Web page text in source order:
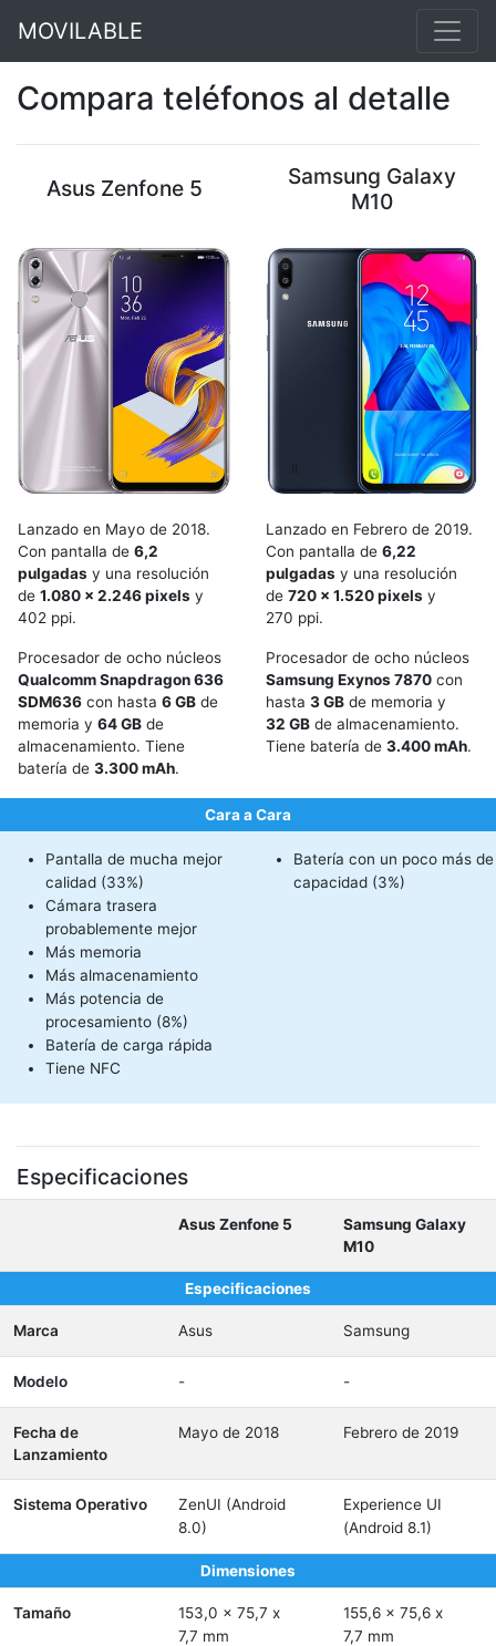
MOVILABLE
Compara teléfonos al detalle
Asus Zenfone 5
Samsung Galaxy
M10
Lanzado en Mayo de 2018.
Con pantalla de 6,2
pulgadas y una resolución
de 1.080 x 2.246 pixels y
402 ppi.
Procesador de ocho núcleos
Qualcomm Snapdragon 636
SDM636 con hasta 6 GB de
memoria y 64 GB de
almacenamiento. Tiene
batería de 3.300 mAh.
Lanzado en Febrero de 2019.
Con pantalla de 6,22
pulgadas y una resolución
de 720 x 1.520 pixels y
270 ppi.
Procesador de ocho núcleos
Samsung Exynos 7870 con
hasta 3 GB de memoria y
32 GB de almacenamiento.
Tiene batería de 3.400 mAh.
Cara a Cara
Pantalla de mucha mejor
calidad (33%)
Cámara trasera
probablemente mejor
Más memoria
Más almacenamiento
Más potencia de
procesamiento (8%)
Batería de carga rápida
Tiene NFC
Batería con un poco más de
capacidad (3%)
Especificaciones
Asus Zenfone 5
Samsung Galaxy
M10
Especificaciones
Marca Asus Samsung
Modelo - -
Fecha de
Lanzamiento
Mayo de 2018 Febrero de 2019
Sistema Operativo
ZenUI (Android
8.0)
Experience UI
(Android 8.1)
Dimensiones
Tamaño
153,0 x 75,7 x
7,7 mm
155,6 x 75,6 x
7,7 mm